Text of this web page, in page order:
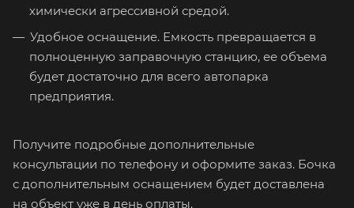
химически агрессивной средой.
Удобное оснащение. Емкость превращается в
полноценную заправочную станцию, ее объема
будет достаточно для всего автопарка
предприятия.
Получите подробные дополнительные
консультации по телефону и оформите заказ. Бочка
с дополнительным оснащением будет доставлена
на объект уже в день оплаты.